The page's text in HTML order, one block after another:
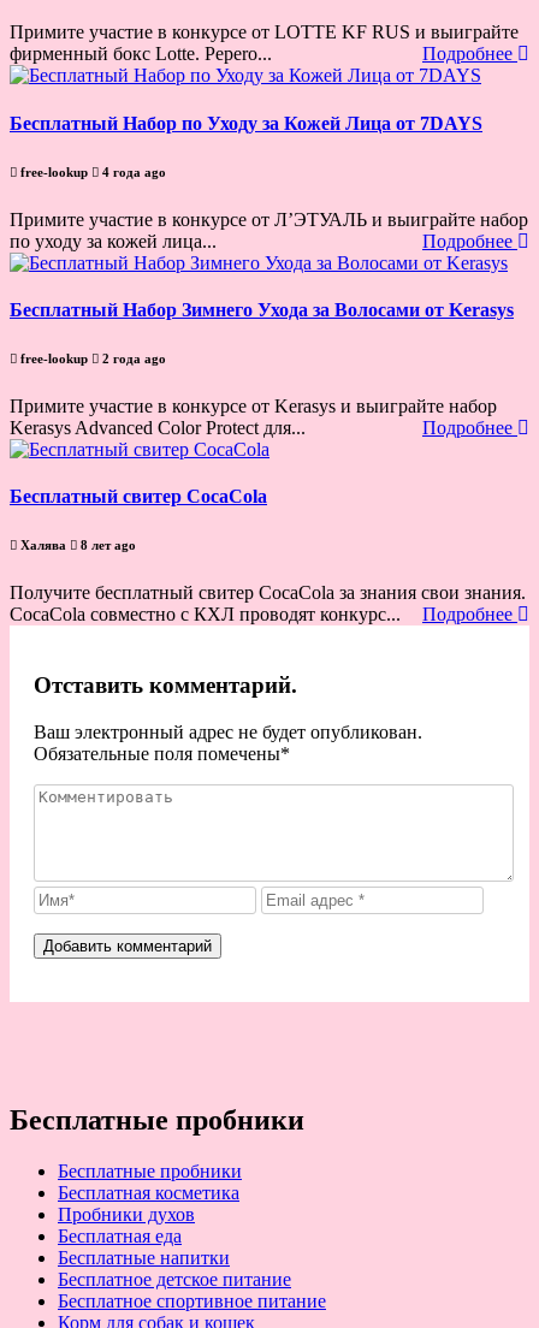
Примите участие в конкурсе от LOTTE KF RUS и выиграйте
фирменный бокс Lotte. Pepero...
Подробнее
Бесплатный Набор по Уходу за Кожей Лица от 7DAYS
free-lookup 4 года ago
Примите участие в конкурсе от Л’ЭТУАЛЬ и выиграйте набор
по уходу за кожей лица...
Подробнее
Бесплатный Набор Зимнего Ухода за Волосами от Kerasys
free-lookup 2 года ago
Примите участие в конкурсе от Kerasys и выиграйте набор
Kerasys Advanced Color Protect для...
Подробнее
Бесплатный свитер CocaCola
Халява 8 лет ago
Получите бесплатный свитер CocaCola за знания свои знания.
CocaCola совместно с КХЛ проводят конкурс...
Подробнее
Отставить комментарий.
Ваш электронный адрес не будет опубликован.
Обязательные поля помечены*
Бесплатные пробники
Бесплатные пробники
Бесплатная косметика
Пробники духов
Бесплатная еда
Бесплатные напитки
Бесплатное детское питание
Бесплатное спортивное питание
Корм для собак и кошек